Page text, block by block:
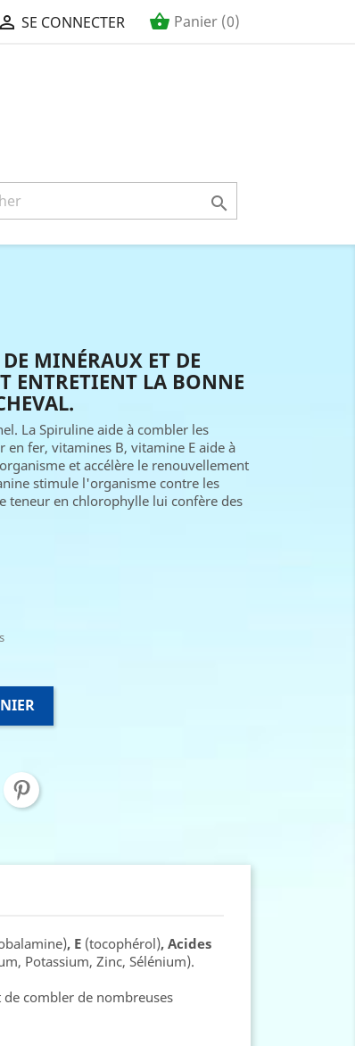
 SE CONNECTER shopping_basket Panier (0)

MINÉRAUX ET DE
ENTRETIENT LA BONNE
La Spiruline aide à combler les
en fer, vitamines B, vitamine E aide à
et accélère le renouvellement
stimule l'organisme contre les
teneur en chlorophylle lui confère des
, E (tocophérol), Acides
Potassium, Zinc, Sélénium).
combler de nombreuses